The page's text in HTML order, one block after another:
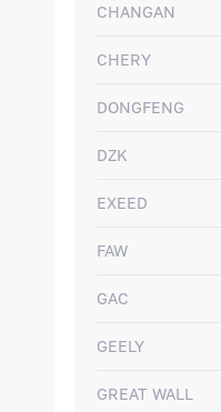
CHANGAN
CHERY
DONGFENG
DZK
EXEED
FAW
GAC
GEELY
GREAT WALL